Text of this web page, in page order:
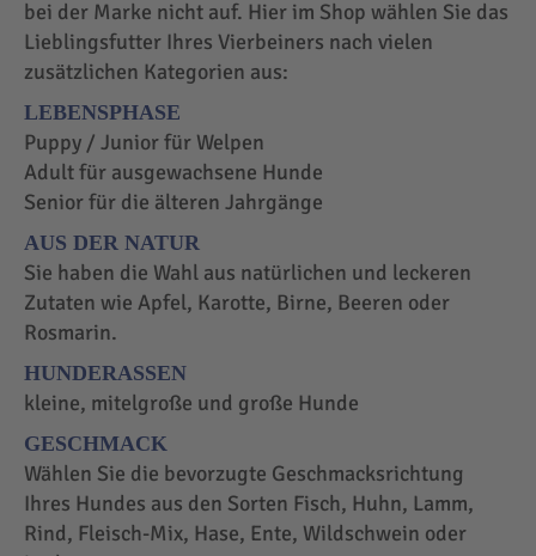
bei der Marke nicht auf. Hier im Shop wählen Sie das
Lieblingsfutter Ihres Vierbeiners nach vielen
zusätzlichen Kategorien aus:
LEBENSPHASE
Puppy / Junior für Welpen
Adult für ausgewachsene Hunde
Senior für die älteren Jahrgänge
AUS DER NATUR
Sie haben die Wahl aus natürlichen und leckeren
Zutaten wie Apfel, Karotte, Birne, Beeren oder
Rosmarin.
HUNDERASSEN
kleine, mitelgroße und große Hunde
GESCHMACK
Wählen Sie die bevorzugte Geschmacksrichtung
Ihres Hundes aus den Sorten Fisch, Huhn, Lamm,
Rind, Fleisch-Mix, Hase, Ente, Wildschwein oder